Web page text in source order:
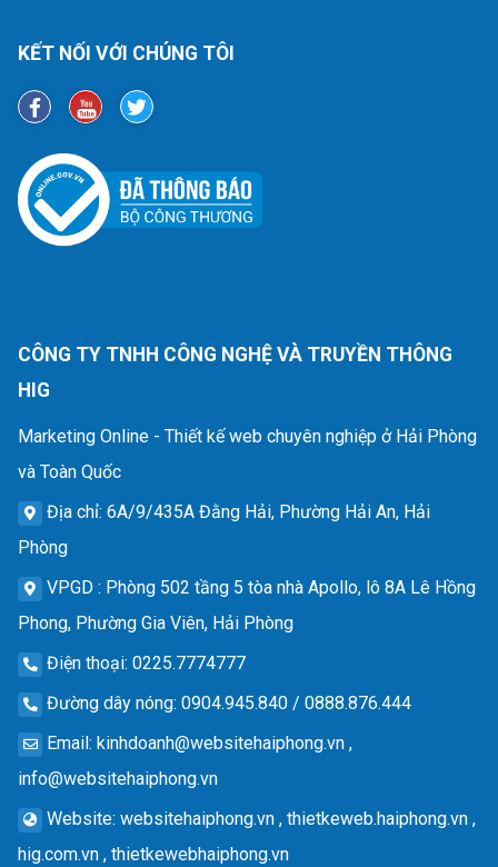
KẾT NỐI VỚI CHÚNG TÔI
CÔNG TY TNHH CÔNG NGHỆ VÀ TRUYỀN THÔNG
HIG
Marketing Online - Thiết kế web chuyên nghiệp ở Hải Phòng
và Toàn Quốc
Địa chỉ: 6A/9/435A Đằng Hải, Phường Hải An, Hải
Phòng
VPGD : Phòng 502 tầng 5 tòa nhà Apollo, lô 8A Lê Hồng
Phong, Phường Gia Viên, Hải Phòng
Điện thoại: 0225.7774777
Đường dây nóng: 0904.945.840 / 0888.876.444
Email : kinhdoanh@websitehaiphong.vn ,
info@websitehaiphong.vn
Website: websitehaiphong.vn , thietkeweb.haiphong.vn ,
hig.com.vn , thietkewebhaiphong.vn